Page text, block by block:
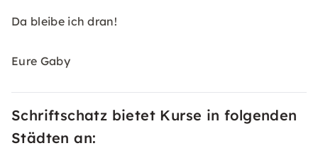
Da bleibe ich dran!
Eure Gaby
Schriftschatz bietet Kurse in folgenden
Städten an: